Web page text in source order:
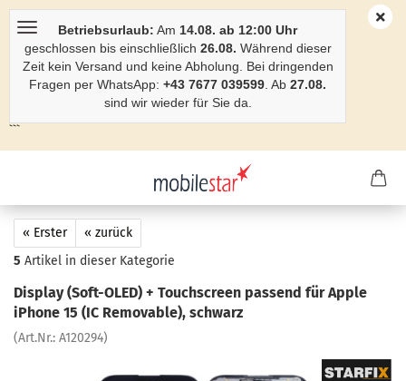
Betriebsurlaub: Am 14.08. ab 12:00 Uhr
geschlossen bis einschließlich 26.08. Während dieser
Zeit kein Versand und keine Abholung. Bei dringenden
Fragen per WhatsApp: +43 7677 039599 . Ab 27.08.
sind wir wieder für Sie da.
```
« Erster
« zurück
5 Artikel in dieser Kategorie
Dis­play (Soft-​OLED) + Touch­screen pas­send für Apple
iPho­ne 15 (IC Re­mo­va­ble), schwarz
(Art.Nr.: A120294)